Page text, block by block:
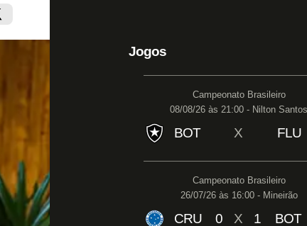
Jogos
Campeonato Brasileiro
08/08/26 às 21:00 - Nilton Santos
BOT X FLU
Campeonato Brasileiro
26/07/26 às 16:00 - Mineirão
CRU 0 X 1 BOT